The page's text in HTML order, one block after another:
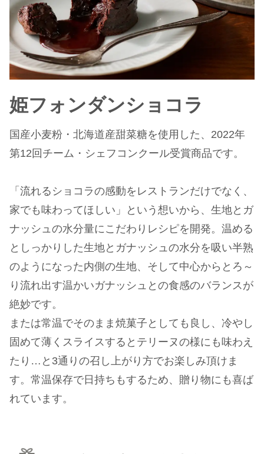
姫フォンダンショコラ
国産小麦粉・北海道産甜菜糖を使用した、2022年
第12回チーム・シェフコンクール受賞商品です。
「流れるショコラの感動をレストランだけでなく、
家でも味わってほしい」という想いから、生地とガ
ナッシュの水分量にこだわりレシピを開発。温める
としっかりした生地とガナッシュの水分を吸い半熟
のようになった内側の生地、そして中心からとろ～
り流れ出す温かいガナッシュとの食感のバランスが
絶妙です。
または常温でそのまま焼菓子としても良し、冷やし
固めて薄くスライスするとテリーヌの様にも味わえ
たり…と3通りの召し上がり方でお楽しみ頂けま
す。常温保存で日持ちもするため、贈り物にも喜ば
れています。